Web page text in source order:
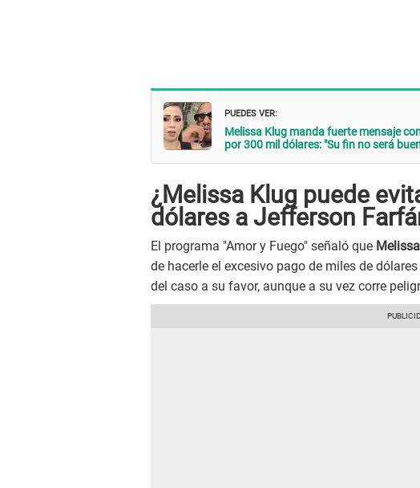
PUEDES VER:
Melissa Klug manda fuerte mensaje
por 300 mil dólares: "Su fin no será
¿Melissa Klug puede
dólares a Jefferson
El programa "Amor y Fuego" señaló que
de hacerle el excesivo pago de miles de
del caso a su favor, aunque a su vez corre